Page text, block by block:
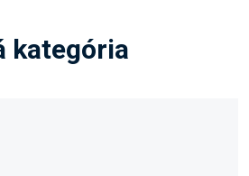
kategória